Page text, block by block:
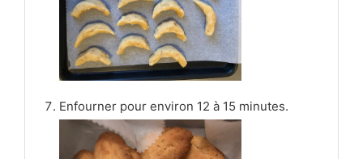
Enfourner pour environ 12 à 15 minutes.